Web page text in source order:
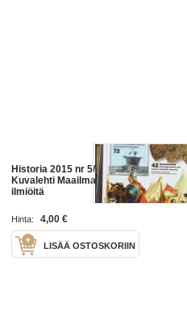
Historia 2015 nr 5/ Tieteen
Kuvalehti Maailmanhistorian
ilmiöitä
Hinta: 4,00 €
LISÄÄ OSTOSKORIIN